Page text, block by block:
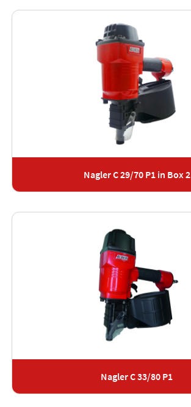
Nagler C 29/70 P1 in Box 2
Nagler C 33/80 P1